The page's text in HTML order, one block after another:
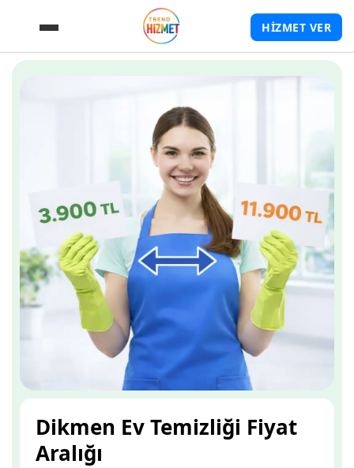
HİZMET VER
Dikmen Ev Temizliği Fiyat
Aralığı